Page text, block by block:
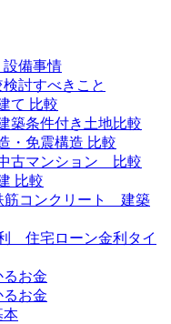
設備事情
討すべきこと
て 比較
築条件付き土地比較
・免震構造 比較
古マンション 比較
比較
筋コンクリート 建築
住宅ローン金利タイ
お金
お金
本